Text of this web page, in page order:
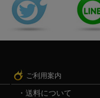
ご利用案内
送料について